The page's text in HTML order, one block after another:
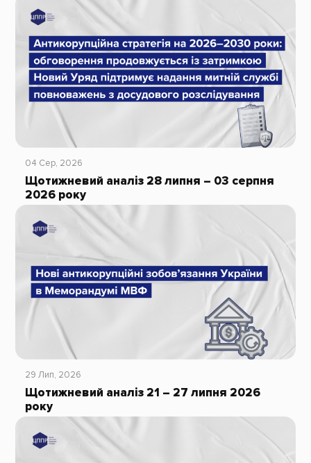
04 Сер, 2026
Щотижневий аналіз 28 липня – 03 серпня
2026 року
29 Лип, 2026
Щотижневий аналіз 21 – 27 липня 2026
року